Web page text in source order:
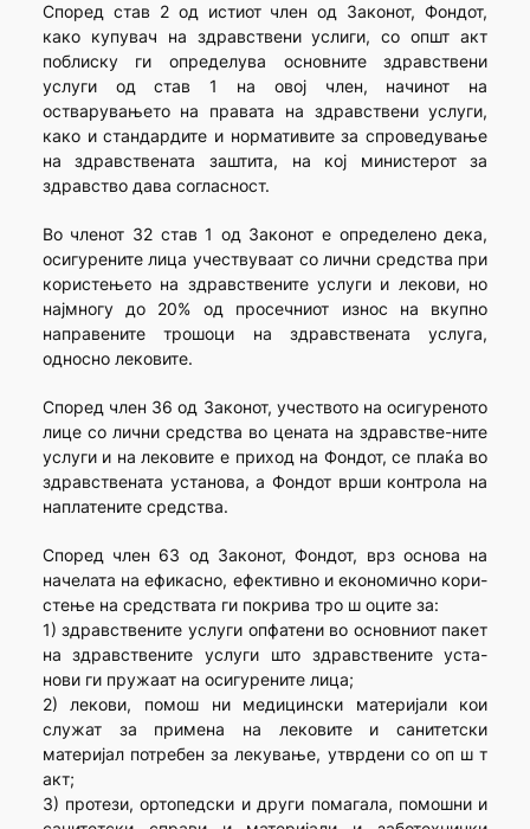
Според став 2 од истиот член од Законот, Фондот,
како купувач на здравствени услиги, со општ акт
поблиску ги определува основните здравствени
услуги од став 1 на овој член, начинот на
остварувањето на правата на здравствени услуги,
како и стандардите и нормативите за спроведување
на здравствената заштита, на кој министерот за
здравство дава согласност.
Во членот 32 став 1 од Законот е определено дека,
осигурените лица учествуваат со лични средства при
користењето на здравствените услуги и лекови, но
најмногу до 20% од просечниот износ на вкупно
направените трошоци на здравствената услуга,
односно лековите.
Според член 36 од Законот, учеството на осигуреното
лице со лични средства во цената на здравстве-ните
услуги и на лековите е приход на Фондот, се плаќа во
здравствената установа, а Фондот врши контрола на
наплатените средства.
Според член 63 од Законот, Фондот, врз основа на
начелата на ефикасно, ефективно и економично кори-
стење на средствата ги покрива тро ш оците за:
1) здравствените услуги опфатени во основниот пакет
на здравствените услуги што здравствените уста-
нови ги пружаат на осигурените лица;
2) лекови, помош ни медицински материјали кои
служат за примена на лековите и санитетски
материјал потребен за лекување, утврдени со оп ш т
акт;
3) протези, ортопедски и други помагала, помошни и